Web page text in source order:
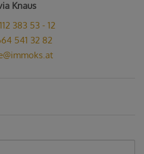
Knaus
383 53 - 12
541 32 82